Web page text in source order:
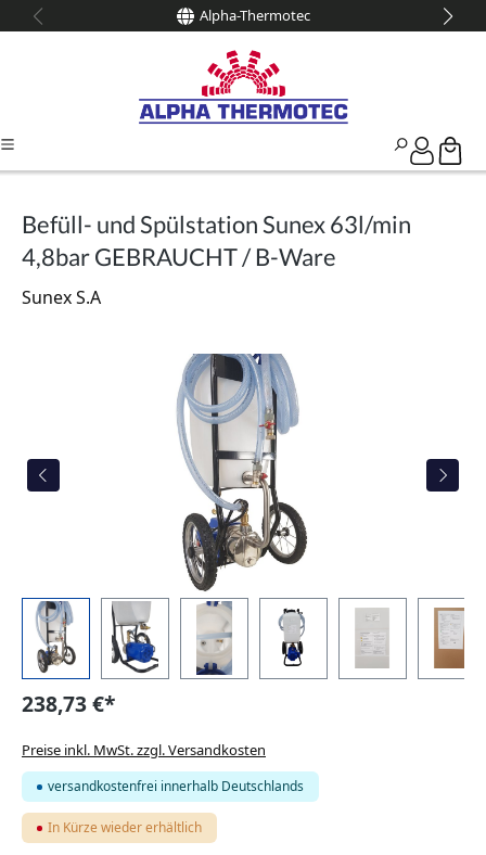
springen Alpha-Thermotec
Befüll- und Spülstation Sunex 63l/min
4,8bar GEBRAUCHT / B-Ware
Sunex S.A
Bildergalerie überspringen
238,73 €*
Preise inkl. MwSt. zzgl. Versandkosten
versandkostenfrei innerhalb Deutschlands
In Kürze wieder erhältlich